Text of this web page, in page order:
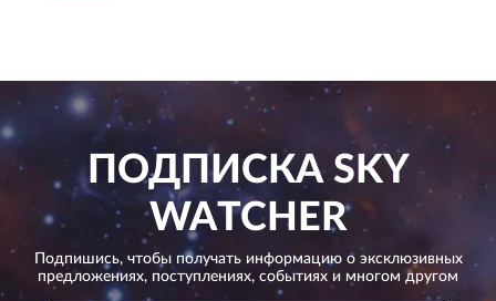
ПОДПИСКАSKY
WATCHER
Подпишись, чтобы получать информацию о эксклюзивных
предложениях, поступлениях, событиях и многом другом